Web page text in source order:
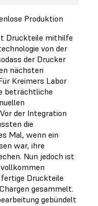
Produktion
Druckteile mithilfe
von der
der Drucker
nächsten
Kreimers Labor
beträchtliche
der Integration
die
Mal, wenn ein
war, ihre
Nun jedoch ist
Druckteile
gesammelt.
gebündelt